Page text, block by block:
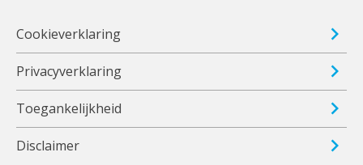
Cookieverklaring
Privacyverklaring
Toegankelijkheid
Disclaimer